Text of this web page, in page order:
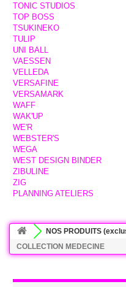
TONIC STUDIOS
TOP BOSS
TSUKINEKO
TULIP
UNI BALL
VAESSEN
VELLEDA
VERSAFINE
VERSAMARK
WAFF
WAK'UP
WE'R
WEBSTER'S
WEGA
WEST DESIGN BINDER
ZIBULINE
ZIG
PLANNING ATELIERS
NOS PRODUITS
COLLECTION MEDECINE